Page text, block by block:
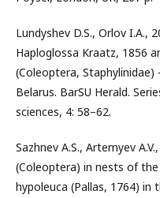
Lundyshev D.S., Orlov I.А.,
Haploglossa Kraatz, 1856
(Coleoptera,
Belarus. BarSU Herald.
sciences, 4: 58–62.
Sazhnev A.S., Artemyev
(Coleoptera) in nests of
hypoleuca (Pallas, 1764)